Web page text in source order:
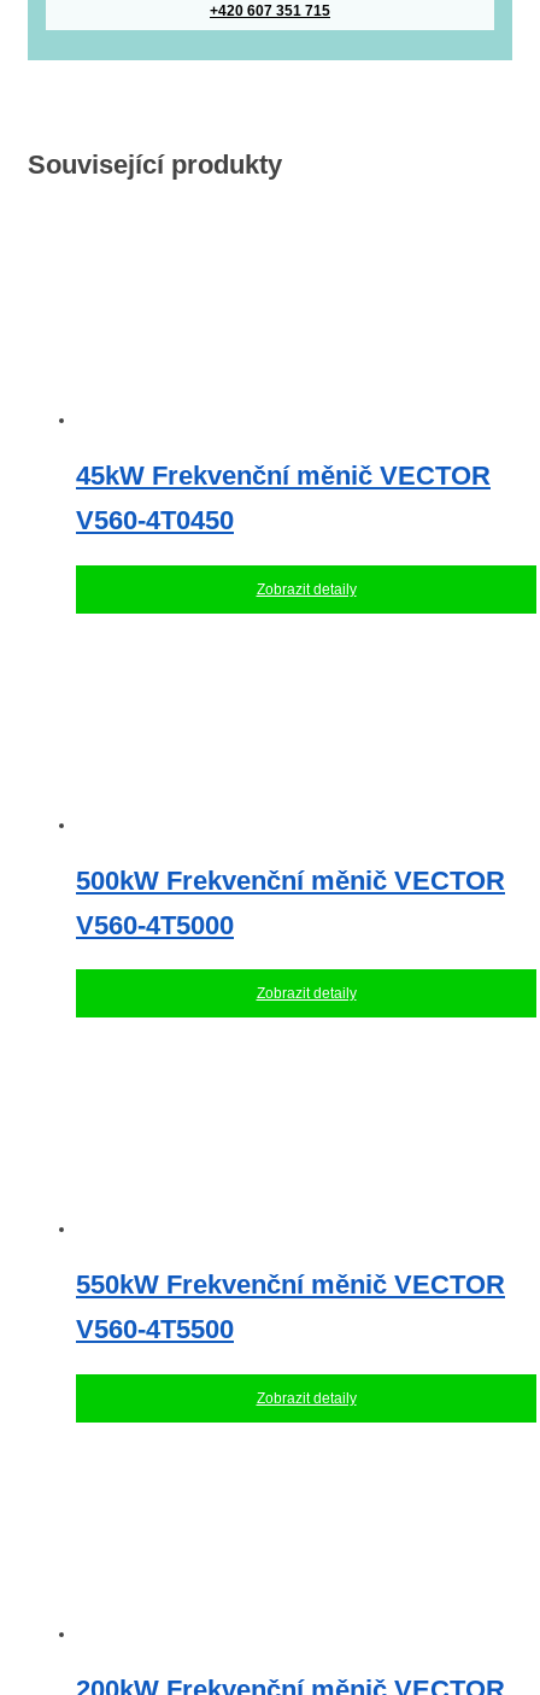
+420 607 351 715
Související produkty
45kW Frekvenční měnič VECTOR
V560-4T0450
Zobrazit detaily
500kW Frekvenční měnič VECTOR
V560-4T5000
Zobrazit detaily
550kW Frekvenční měnič VECTOR
V560-4T5500
Zobrazit detaily